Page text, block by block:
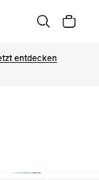
entdecken